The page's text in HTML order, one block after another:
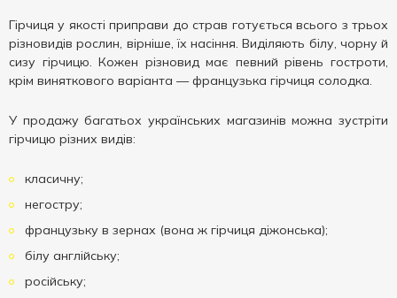
Гірчиця у якості приправи до страв готується всього з трьох
різновидів рослин, вірніше, їх насіння. Виділяють білу, чорну й
сизу гірчицю. Кожен різновид має певний рівень гостроти,
крім виняткового варіанта — французька гірчиця солодка.
У продажу багатьох українських магазинів можна зустріти
гірчицю різних видів:
класичну;
негостру;
французьку в зернах (вона ж гірчиця діжонська);
білу англійську;
російську;